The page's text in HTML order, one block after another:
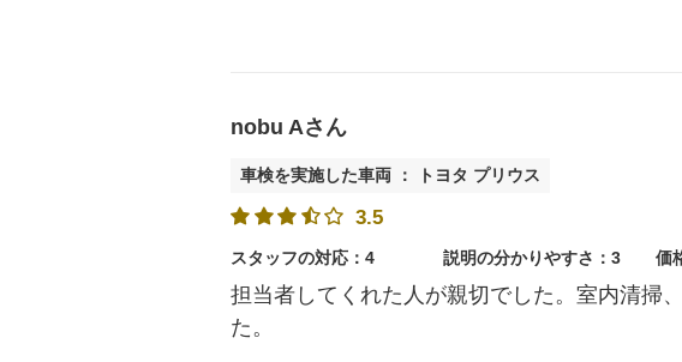
nobu Aさん
車検を実施した車両 ： トヨタ プリウス
3.5
スタッフの対応：4 説明の分かりやすさ：3 価
担当者してくれた人が親切でした。室内清掃
た。